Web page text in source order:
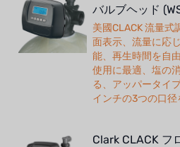
バルブヘッド
美國CLACK 流量
面表示、流量に応
能、再生時間を自
使用に最適、塩の
る、アッパータイ
インチの3つの口径
Clark CLACK フ